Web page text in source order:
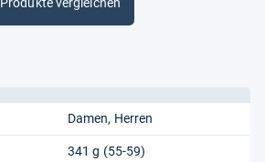
Damen Herren
341 g (55-59)